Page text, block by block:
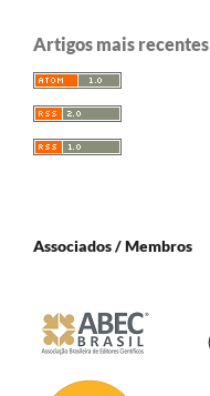
Artigos mais recentes
Associados / Membros